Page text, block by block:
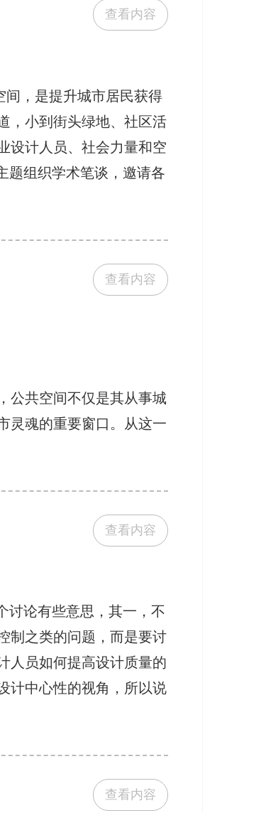
查看内容
间，是提升城市居民获得
，小到街头绿地、社区活
设计人员、社会力量和空
题组织学术笔谈，邀请各
查看内容
公共空间不仅是其从事城
灵魂的重要窗口。从这一
查看内容
讨论有些意思，其一，不
制之类的问题，而是要讨
人员如何提高设计质量的
计中心性的视角，所以说
查看内容